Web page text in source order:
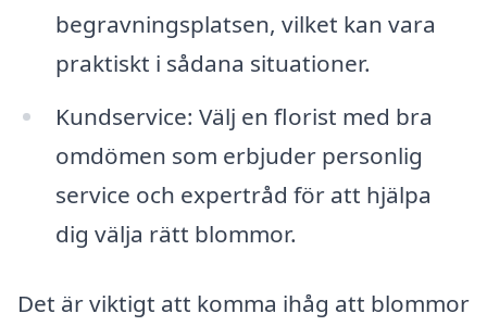
begravningsplatsen, vilket kan vara
praktiskt i sådana situationer.
Kundservice: Välj en florist med bra
omdömen som erbjuder personlig
service och expertråd för att hjälpa
dig välja rätt blommor.
Det är viktigt att komma ihåg att blommor